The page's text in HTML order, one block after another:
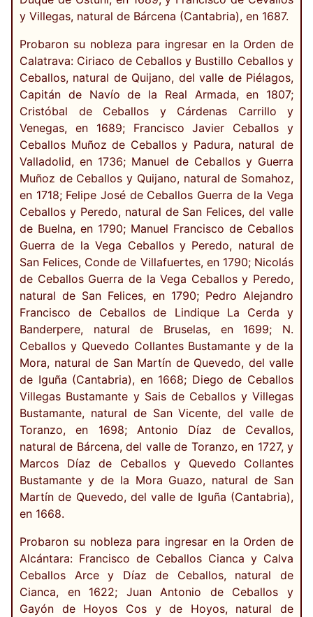
y Villegas, natural de Bárcena (Cantabria), en 1687.
Probaron su nobleza para ingresar en la Orden de
Calatrava: Ciriaco de Ceballos y Bustillo Ceballos y
Ceballos, natural de Quijano, del valle de Piélagos,
Capitán de Navío de la Real Armada, en 1807;
Cristóbal de Ceballos y Cárdenas Carrillo y
Venegas, en 1689; Francisco Javier Ceballos y
Ceballos Muñoz de Ceballos y Padura, natural de
Valladolid, en 1736; Manuel de Ceballos y Guerra
Muñoz de Ceballos y Quijano, natural de Somahoz,
en 1718; Felipe José de Ceballos Guerra de la Vega
Ceballos y Peredo, natural de San Felices, del valle
de Buelna, en 1790; Manuel Francisco de Ceballos
Guerra de la Vega Ceballos y Peredo, natural de
San Felices, Conde de Villafuertes, en 1790; Nicolás
de Ceballos Guerra de la Vega Ceballos y Peredo,
natural de San Felices, en 1790; Pedro Alejandro
Francisco de Ceballos de Lindique La Cerda y
Banderpere, natural de Bruselas, en 1699; N.
Ceballos y Quevedo Collantes Bustamante y de la
Mora, natural de San Martín de Quevedo, del valle
de Iguña (Cantabria), en 1668; Diego de Ceballos
Villegas Bustamante y Sais de Ceballos y Villegas
Bustamante, natural de San Vicente, del valle de
Toranzo, en 1698; Antonio Díaz de Cevallos,
natural de Bárcena, del valle de Toranzo, en 1727, y
Marcos Díaz de Ceballos y Quevedo Collantes
Bustamante y de la Mora Guazo, natural de San
Martín de Quevedo, del valle de Iguña (Cantabria),
en 1668.
Probaron su nobleza para ingresar en la Orden de
Alcántara: Francisco de Ceballos Cianca y Calva
Ceballos Arce y Díaz de Ceballos, natural de
Cianca, en 1622; Juan Antonio de Ceballos y
Gayón de Hoyos Cos y de Hoyos, natural de